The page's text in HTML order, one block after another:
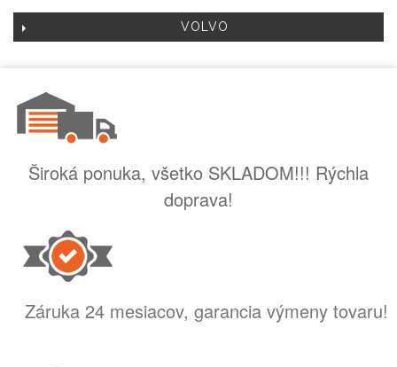
VOLVO
Široká ponuka, všetko SKLADOM!!! Rýchla
doprava!
Záruka 24 mesiacov, garancia výmeny tovaru!